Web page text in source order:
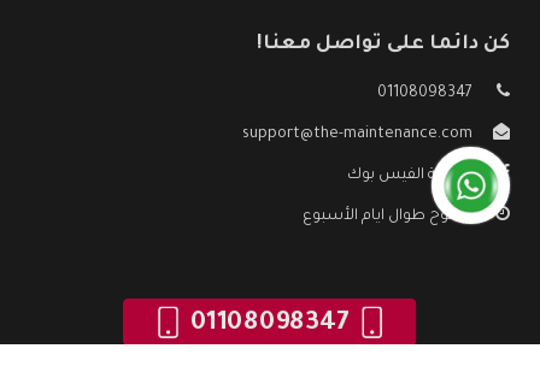
كن دائما على تواصل معنا!
01108098347
support@the-maintenance.com
صفحة الفيس بوك
مفتوح طوال ايام الأسبوع
01108098347